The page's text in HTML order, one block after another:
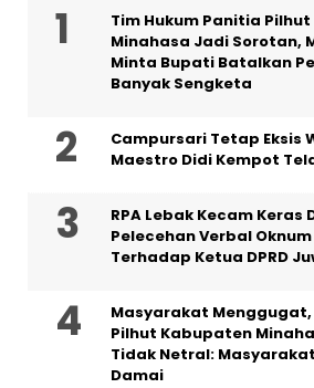
Tim Hukum Panitia
Minahasa Jadi Sorotan,
Minta Bupati Batalkan
Banyak Sengketa
Campursari Tetap Eksis
Maestro Didi Kempot
RPA Lebak Kecam Keras
Pelecehan Verbal
Terhadap Ketua DPRD
Masyarakat
Pilhut Kabupaten
Tidak Netral:
Damai